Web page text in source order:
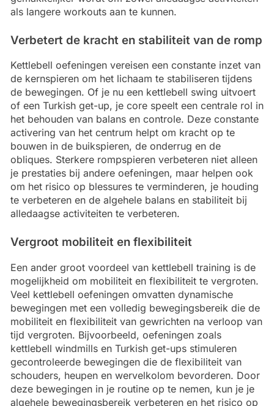
als langere workouts aan te kunnen.
Verbetert de kracht en stabiliteit van de romp
Kettlebell oefeningen vereisen een constante inzet van
de kernspieren om het lichaam te stabiliseren tijdens
de bewegingen. Of je nu een kettlebell swing uitvoert
of een Turkish get-up, je core speelt een centrale rol in
het behouden van balans en controle. Deze constante
activering van het centrum helpt om kracht op te
bouwen in de buikspieren, de onderrug en de
obliques. Sterkere rompspieren verbeteren niet alleen
je prestaties bij andere oefeningen, maar helpen ook
om het risico op blessures te verminderen, je houding
te verbeteren en de algehele balans en stabiliteit bij
alledaagse activiteiten te verbeteren.
Vergroot mobiliteit en flexibiliteit
Een ander groot voordeel van kettlebell training is de
mogelijkheid om mobiliteit en flexibiliteit te vergroten.
Veel kettlebell oefeningen omvatten dynamische
bewegingen met een volledig bewegingsbereik die de
mobiliteit en flexibiliteit van gewrichten na verloop van
tijd vergroten. Bijvoorbeeld, oefeningen zoals
kettlebell windmills en Turkish get-ups stimuleren
gecontroleerde bewegingen die de flexibiliteit van
schouders, heupen en wervelkolom bevorderen. Door
deze bewegingen in je routine op te nemen, kun je je
algehele bewegingsbereik verbeteren en het risico op